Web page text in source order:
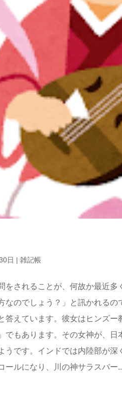
日 |雑記帳
をされることが、何故か最近
なのでしょう？」と訊かれる
答えています。彼女はヒンズ
でもあります。その女神が、
うです。インドでは内陸部が
ールになり、川の神サラスバー